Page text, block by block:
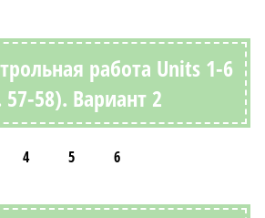
работа Units 1-6
57-58). Вариант 2
4 5 6